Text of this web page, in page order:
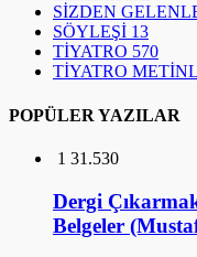
SİZDEN
SÖYLEŞİ 13
TİYATRO 570
TİYATRO
POPÜLER YAZILAR
1 31.530
Dergi
Belgeler